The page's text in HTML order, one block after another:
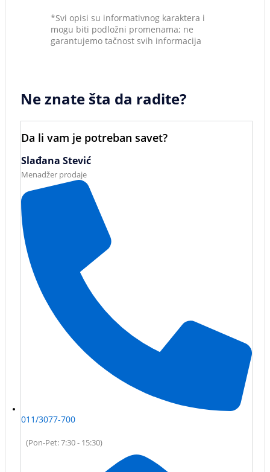
*Svi opisi su informativnog karaktera i
mogu biti podložni promenama; ne
garantujemo tačnost svih informacija
Ne znate šta da radite?
Da li vam je potreban savet?
Slađana Stević
Menadžer prodaje
011/3077-700
(Pon-Pet: 7:30 - 15:30)